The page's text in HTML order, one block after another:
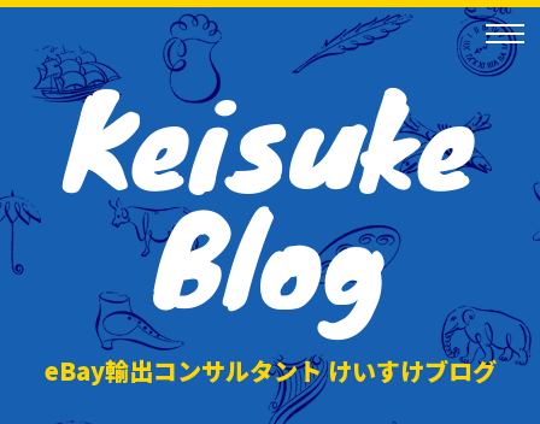
Keisuke
Blog
eBay輸出コンサルタント けいすけブログ